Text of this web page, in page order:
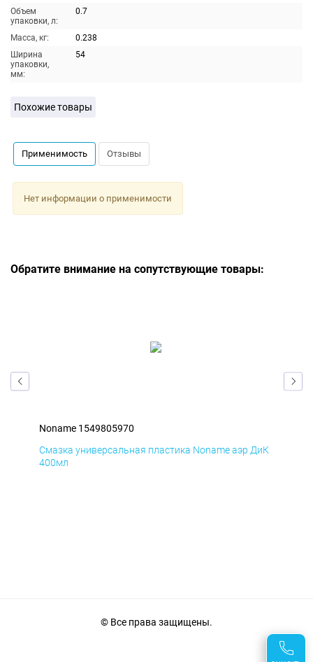
Объем
упаковки, л:
0.7
Масса, кг:
0.238
Ширина
упаковки,
мм:
54
Похожие товары
Применимость Отзывы
Нет информации о применимости
Обратите внимание на сопутствующие товары:
Noname 1549805970
Смазка универсальная пластика Noname аэр ДиК
400мл
© Все права защищены.